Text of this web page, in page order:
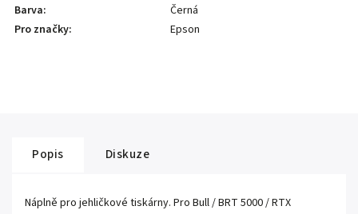
Barva:
Černá
Pro značky: Epson
Popis Diskuze
Náplně pro jehličkové tiskárny. Pro Bull / BRT 5000 / RTX